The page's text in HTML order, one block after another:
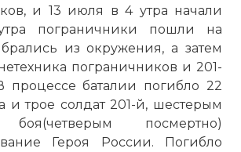
и 13 июля в 4 утра начали
пограничники пошли на
из окружения, а затем
пограничников и 201-
баталии погибло 22
и трое солдат 201-й, шестерым
боя(четверым посмертно)
Героя России. Погибло